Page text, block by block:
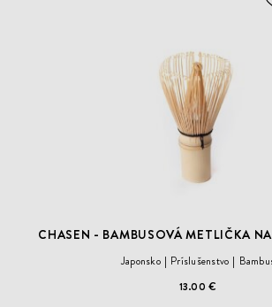
CHASEN - BAMBUSOVÁ METLIČKA
Japonsko Príslušenstvo
13.00 €